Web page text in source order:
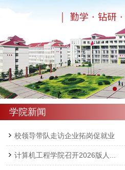
学院新闻
校领导带队走访企业拓岗促就业
计算机工程学院召开2026版人...